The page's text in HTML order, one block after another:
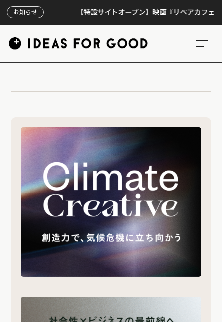
お知らせ 【特設サイトオープン】映画『リペアカフェ』、